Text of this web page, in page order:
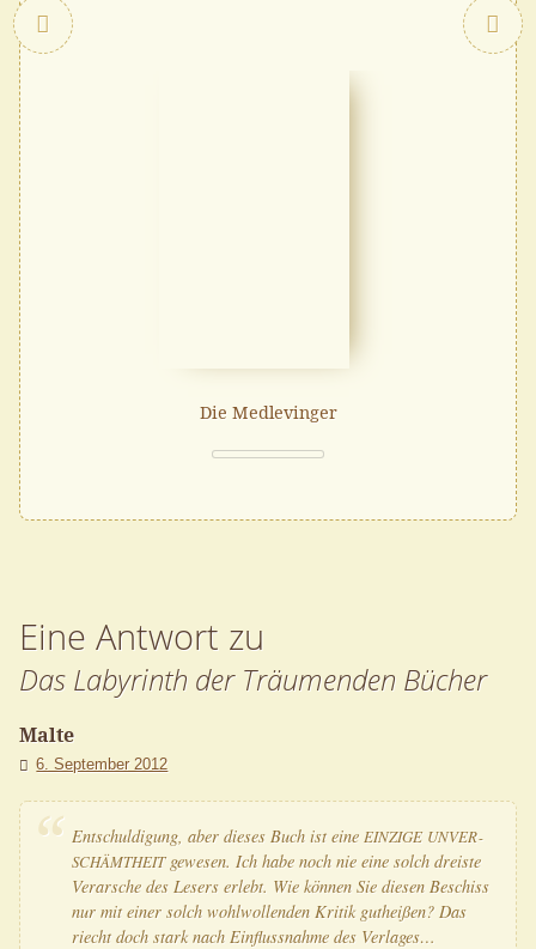
Die Medlevinger
Eine Antwort zu
Das Labyrinth der Träumenden Bücher
Malte
6. September 2012
Ent­schul­di­gung, aber die­ses Buch ist eine EIN­ZI­GE UNVER­
SCHÄMT­HEITgewe­sen. Ich habe noch nie eine solch dreis­te
Ver­ar­sche des Lesers erlebt. Wie kön­nen Sie die­sen Beschiss
nur mit einer solch wohl­wol­len­den Kri­tik gut­hei­ßen? Das
riecht doch stark nach Ein­fluss­nah­me des Verlages…